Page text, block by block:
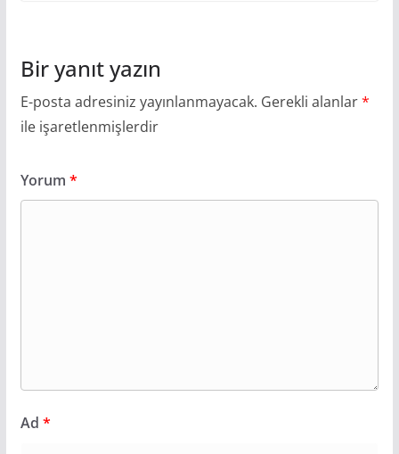
Bir yanıt yazın
E-posta adresiniz yayınlanmayacak. Gerekli alanlar*
ile işaretlenmişlerdir
Yorum *
Ad *